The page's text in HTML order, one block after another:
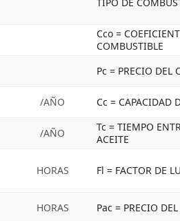
Cco =
COMBUSTIBLE
Pc = PRECIO DEL
/AÑO Cc = CAPACIDAD
/AÑO
Tc = TIEMPO
ACEITE
HORAS Fl = FACTOR DE
HORAS Pac = PRECIO